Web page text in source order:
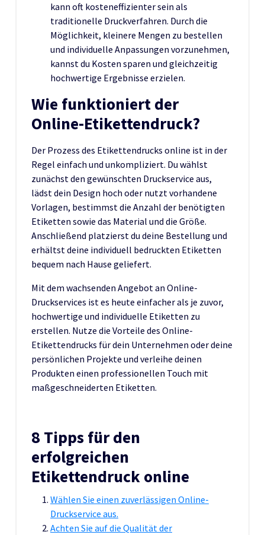
kann oft kosteneffizienter sein als
traditionelle Druckverfahren. Durch die
Möglichkeit, kleinere Mengen zu bestellen
und individuelle Anpassungen vorzunehmen,
kannst du Kosten sparen und gleichzeitig
hochwertige Ergebnisse erzielen.
Wie funktioniert der
Online-Etikettendruck?
Der Prozess des Etikettendrucks online ist in der
Regel einfach und unkompliziert. Du wählst
zunächst den gewünschten Druckservice aus,
lädst dein Design hoch oder nutzt vorhandene
Vorlagen, bestimmst die Anzahl der benötigten
Etiketten sowie das Material und die Größe.
Anschließend platzierst du deine Bestellung und
erhältst deine individuell bedruckten Etiketten
bequem nach Hause geliefert.
Mit dem wachsenden Angebot an Online-
Druckservices ist es heute einfacher als je zuvor,
hochwertige und individuelle Etiketten zu
erstellen. Nutze die Vorteile des Online-
Etikettendrucks für dein Unternehmen oder deine
persönlichen Projekte und verleihe deinen
Produkten einen professionellen Touch mit
maßgeschneiderten Etiketten.
8 Tipps für den
erfolgreichen
Etikettendruck online
Wählen Sie einen zuverlässigen Online-
Druckservice aus.
Achten Sie auf die Qualität der